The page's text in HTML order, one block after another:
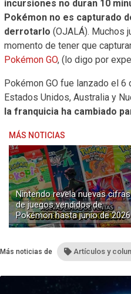
incursiones no duran 10
Pokémon no es capturado
derrotarlo (OJALÁ). Muchos
momento de tener que
Pokémon GO, (lo digo por
Pokémon GO fue lanzado el
Estados Unidos, Australia y
la franquicia ha cambiado
MÁS NOTICIAS
Nintendo revela nuevas cifras
de juegos vendidos de
Pokémon hasta junio de 2026
Más noticias de Artículos y